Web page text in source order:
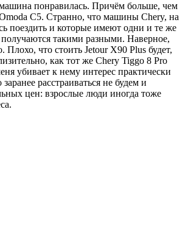
понравилась. Причём больше, чем
C5. Странно, что машины Chery, на
поездить и которые имеют одни и те же
такими разными. Наверное,
Плохо, что стоить Jetour X90 Plus будет,
как тот же Chery Tiggo 8 Pro
убивает к нему интерес практически
расстраиваться не будем и
цен: взрослые люди иногда тоже